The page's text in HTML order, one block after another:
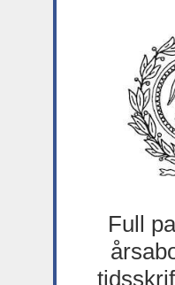
Full